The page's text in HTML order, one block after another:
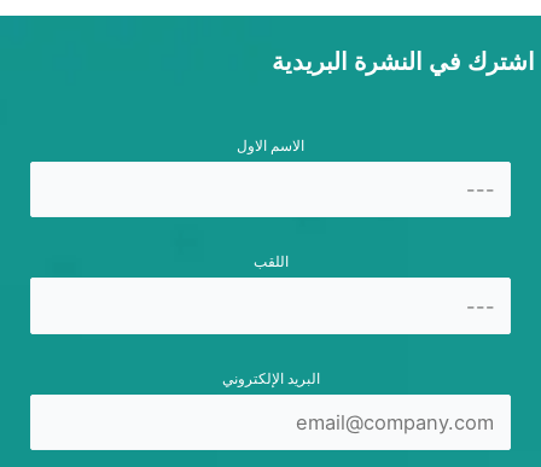
اشترك في النشرة البريدية
الاسم الاول
اللقب
البريد الإلكتروني